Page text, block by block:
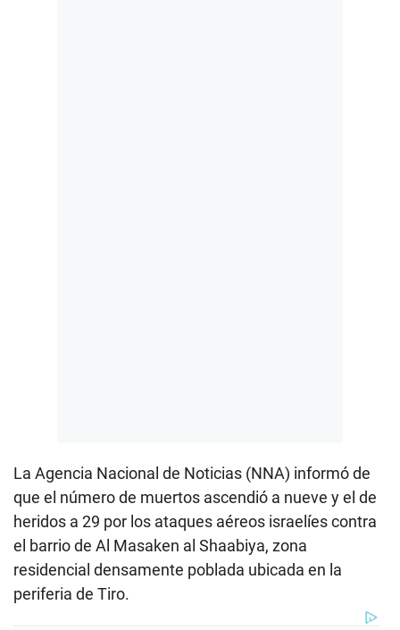
La Agencia Nacional de Noticias (NNA) informó de
que el número de muertos ascendió a nueve y el de
heridos a 29 por los ataques aéreos israelíes contra
el barrio de Al Masaken al Shaabiya, zona
residencial densamente poblada ubicada en la
periferia de Tiro.